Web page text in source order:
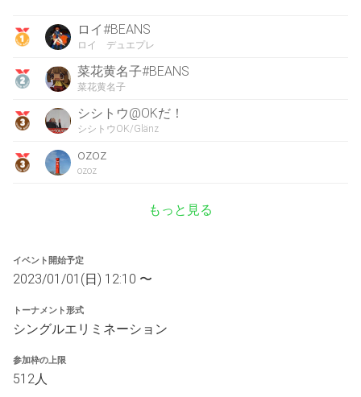
ロイ#BEANS
ロイ デュエプレ
菜花黄名子#BEANS
菜花黄名子
シシトウ@OKだ！
シシトウOK/Glänz
ozoz
ozoz
もっと見る
イベント開始予定
2023/01/01(日) 12:10 〜
トーナメント形式
シングルエリミネーション
参加枠の上限
512人